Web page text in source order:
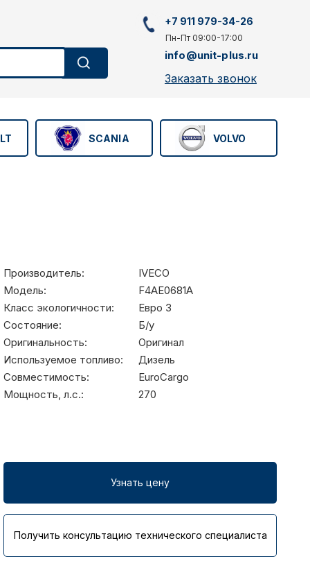
+7 911 979-34-26
Пн-Пт 09:00-17:00
info@unit-plus.ru
Заказать звонок
SCANIA VOLVO
Производитель:
IVECO
Модель:
F4AE0681A
Класс экологичности:
Евро 3
Состояние:
Б/у
Оригинальность:
Оригинал
Используемое топливо:
Дизель
Совместимость:
EuroCargo
Мощность, л.с.:
270
Узнать цену
Получить консультацию технического специалиста